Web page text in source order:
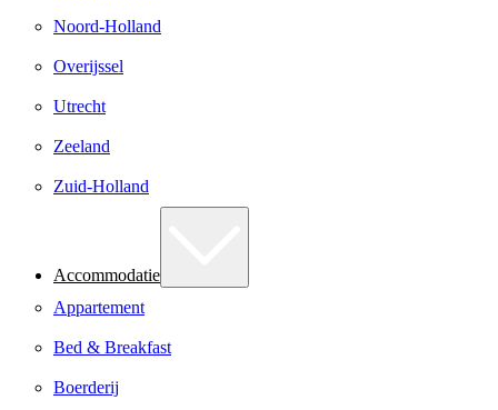
Noord-Holland
Overijssel
Utrecht
Zeeland
Zuid-Holland
Accommodatie
Appartement
Bed & Breakfast
Boerderij